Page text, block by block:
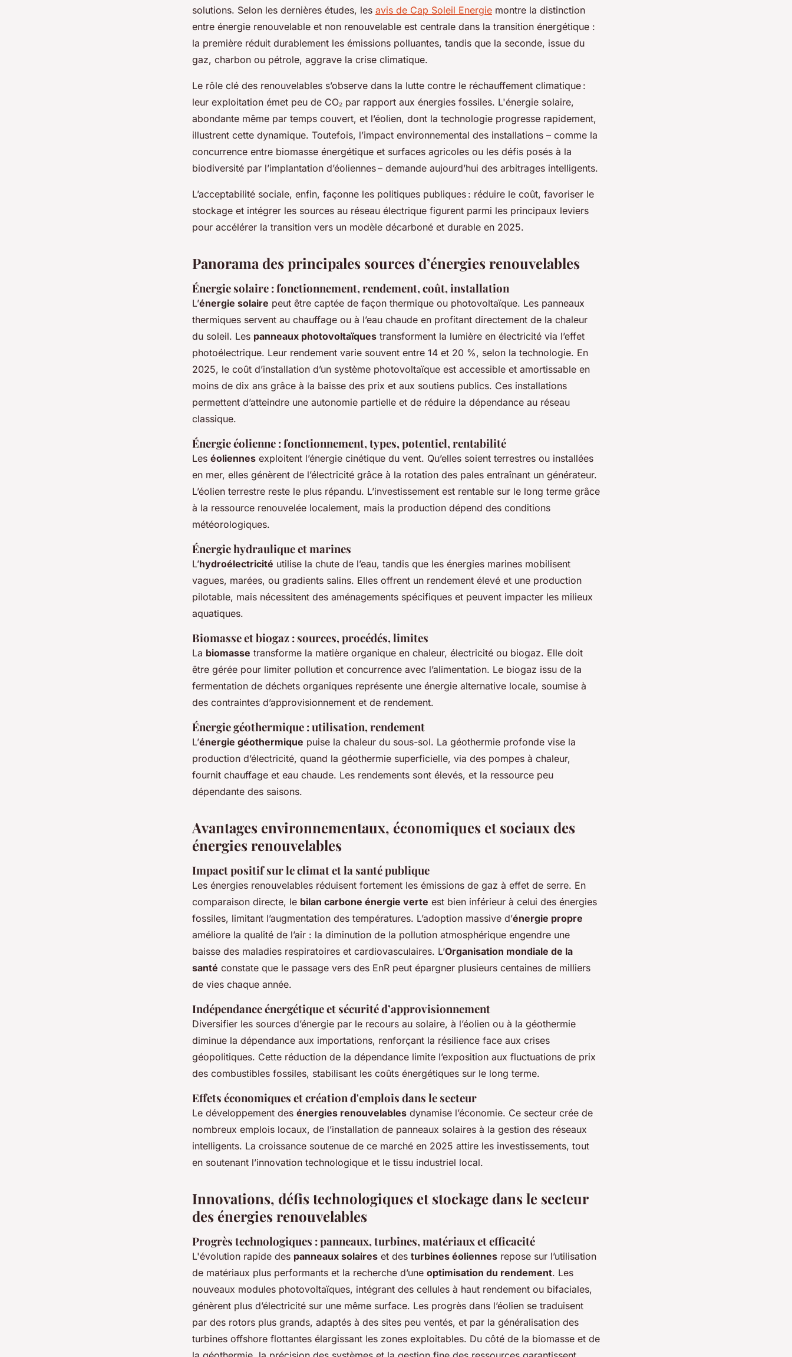
solutions. Selon les dernières études, les avis de Cap Soleil Energie montre la distinction
entre énergie renouvelable et non renouvelable est centrale dans la transition énergétique :
la première réduit durablement les émissions polluantes, tandis que la seconde, issue du
gaz, charbon ou pétrole, aggrave la crise climatique.
Le rôle clé des renouvelables s’observe dans la lutte contre le réchauffement climatique :
leur exploitation émet peu de CO₂ par rapport aux énergies fossiles. L'énergie solaire,
abondante même par temps couvert, et l’éolien, dont la technologie progresse rapidement,
illustrent cette dynamique. Toutefois, l’impact environnemental des installations – comme la
concurrence entre biomasse énergétique et surfaces agricoles ou les défis posés à la
biodiversité par l’implantation d’éoliennes – demande aujourd’hui des arbitrages intelligents.
L’acceptabilité sociale, enfin, façonne les politiques publiques : réduire le coût, favoriser le
stockage et intégrer les sources au réseau électrique figurent parmi les principaux leviers
pour accélérer la transition vers un modèle décarboné et durable en 2025.
Panorama des principales sources d’énergies renouvelables
Énergie solaire : fonctionnement, rendement, coût, installation
L’énergie solaire peut être captée de façon thermique ou photovoltaïque. Les panneaux
thermiques servent au chauffage ou à l’eau chaude en profitant directement de la chaleur
du soleil. Les panneaux photovoltaïques transforment la lumière en électricité via l’effet
photoélectrique. Leur rendement varie souvent entre 14 et 20 %, selon la technologie. En
2025, le coût d’installation d’un système photovoltaïque est accessible et amortissable en
moins de dix ans grâce à la baisse des prix et aux soutiens publics. Ces installations
permettent d’atteindre une autonomie partielle et de réduire la dépendance au réseau
classique.
Énergie éolienne : fonctionnement, types, potentiel, rentabilité
Les éoliennes exploitent l’énergie cinétique du vent. Qu’elles soient terrestres ou installées
en mer, elles génèrent de l’électricité grâce à la rotation des pales entraînant un générateur.
L’éolien terrestre reste le plus répandu. L’investissement est rentable sur le long terme grâce
à la ressource renouvelée localement, mais la production dépend des conditions
météorologiques.
Énergie hydraulique et marines
L’hydroélectricité utilise la chute de l’eau, tandis que les énergies marines mobilisent
vagues, marées, ou gradients salins. Elles offrent un rendement élevé et une production
pilotable, mais nécessitent des aménagements spécifiques et peuvent impacter les milieux
aquatiques.
Biomasse et biogaz : sources, procédés, limites
La biomasse transforme la matière organique en chaleur, électricité ou biogaz. Elle doit
être gérée pour limiter pollution et concurrence avec l’alimentation. Le biogaz issu de la
fermentation de déchets organiques représente une énergie alternative locale, soumise à
des contraintes d’approvisionnement et de rendement.
Énergie géothermique : utilisation, rendement
L’énergie géothermique puise la chaleur du sous-sol. La géothermie profonde vise la
production d’électricité, quand la géothermie superficielle, via des pompes à chaleur,
fournit chauffage et eau chaude. Les rendements sont élevés, et la ressource peu
dépendante des saisons.
Avantages environnementaux, économiques et sociaux des
énergies renouvelables
Impact positif sur le climat et la santé publique
Les énergies renouvelables réduisent fortement les émissions de gaz à effet de serre. En
comparaison directe, le bilan carbone énergie verte est bien inférieur à celui des énergies
fossiles, limitant l’augmentation des températures. L’adoption massive d’énergie propre
améliore la qualité de l’air : la diminution de la pollution atmosphérique engendre une
baisse des maladies respiratoires et cardiovasculaires. L’Organisation mondiale de la
santé constate que le passage vers des EnR peut épargner plusieurs centaines de milliers
de vies chaque année.
Indépendance énergétique et sécurité d’approvisionnement
Diversifier les sources d’énergie par le recours au solaire, à l’éolien ou à la géothermie
diminue la dépendance aux importations, renforçant la résilience face aux crises
géopolitiques. Cette réduction de la dépendance limite l’exposition aux fluctuations de prix
des combustibles fossiles, stabilisant les coûts énergétiques sur le long terme.
Effets économiques et création d'emplois dans le secteur
Le développement des énergies renouvelables dynamise l’économie. Ce secteur crée de
nombreux emplois locaux, de l’installation de panneaux solaires à la gestion des réseaux
intelligents. La croissance soutenue de ce marché en 2025 attire les investissements, tout
en soutenant l’innovation technologique et le tissu industriel local.
Innovations, défis technologiques et stockage dans le secteur
des énergies renouvelables
Progrès technologiques : panneaux, turbines, matériaux et efficacité
L'évolution rapide des panneaux solaires et des turbines éoliennes repose sur l’utilisation
de matériaux plus performants et la recherche d’une optimisation du rendement. Les
nouveaux modules photovoltaïques, intégrant des cellules à haut rendement ou bifaciales,
génèrent plus d’électricité sur une même surface. Les progrès dans l’éolien se traduisent
par des rotors plus grands, adaptés à des sites peu ventés, et par la généralisation des
turbines offshore flottantes élargissant les zones exploitables. Du côté de la biomasse et de